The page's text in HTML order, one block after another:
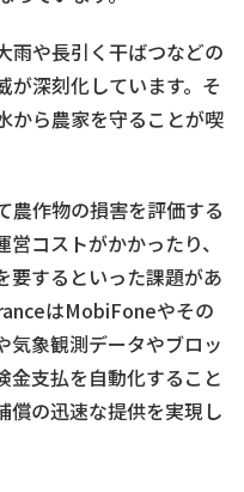
雨や長引く干ばつなどの
が深刻化しています。そ
から農家を守ることが喫
農作物の損害を評価する
コストがかかったり、
要するといった課題があ
はMobiFoneやその
気象観測データやブロッ
金支払を自動化すること
償の迅速な提供を実現し